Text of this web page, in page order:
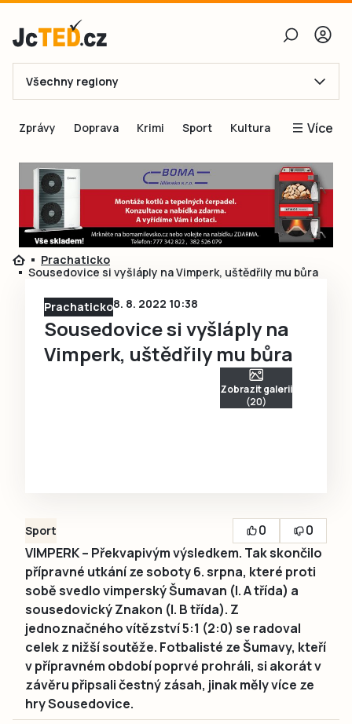
E-mail
Obnovit heslo
Přihlásit se
Přihlásit se přes Facebook
Ještě nemám účet, chci se
Všechny regiony
Zprávy Doprava Krimi Sport Kultura Více
Blogy
Inspirace
Čtenáři píší
Speciální přílohy
Prachaticko
Sousedovice si vyšláply na Vimperk, uštědřily mu bůra
Prachaticko8. 8. 2022 10:38
Sousedovice si vyšláply na
Vimperk, uštědřily mu bůra
Zobrazit galerii
(20)
Sport 0
0
VIMPERK – Překvapivým výsledkem. Tak skončilo
přípravné utkání ze soboty 6. srpna, které proti
sobě svedlo vimperský Šumavan (I. A třída) a
sousedovický Znakon (I. B třída). Z
jednoznačného vítězství 5:1 (2:0) se radoval
celek z nižší soutěže. Fotbalisté ze Šumavy, kteří
v přípravném období poprvé prohráli, si akorát v
závěru připsali čestný zásah, jinak měly více ze
hry Sousedovice.